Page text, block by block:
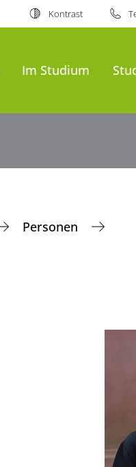
Kontrast
Im Studium
Personen